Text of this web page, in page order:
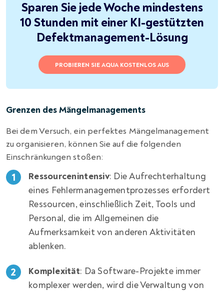
Sparen Sie jede Woche mindestens
10 Stunden mit einer KI-gestützten
Defektmanagement-Lösung
PROBIEREN SIE AQUA KOSTENLOS AUS
Grenzen des Mängelmanagements
Bei dem Versuch, ein perfektes Mängelmanagement
zu organisieren, können Sie auf die folgenden
Einschränkungen stoßen:
Ressourcenintensiv: Die Aufrechterhaltung
eines Fehlermanagementprozesses erfordert
Ressourcen, einschließlich Zeit, Tools und
Personal, die im Allgemeinen die
Aufmerksamkeit von anderen Aktivitäten
ablenken.
Komplexität: Da Software-Projekte immer
komplexer werden, wird die Verwaltung von